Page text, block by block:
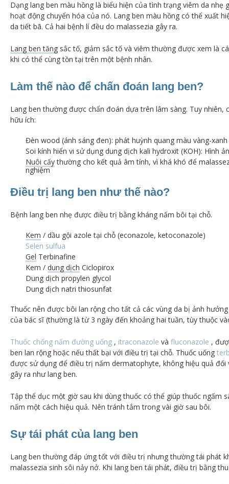
Dạng lang ben màu hồng là biểu hiện của tình trạng viêm da nhẹ
hoạt động chuyển hóa của nó. Lang ben màu hồng có thể xuất
da tiết bã. Cả hai bệnh lí đều do malassezia gây ra.
Lang ben tăng sắc tố, giảm sắc tố và viêm thường được xem là
khi có thể cùng tồn tại trên một bệnh nhân.
Làm thế nào để chấn đoán lang ben?
Lang ben thường được chẩn đoán dựa trên lâm sàng. Tuy nhiên,
hữu ích:
Đèn wood (ánh sáng đen): phát huỳnh quang màu vàng-
Soi kính hiển vi sử dụng dung dịch kali hydroxit (KOH): Hình
Nuôi cấythường cho kết quả âm tính, vì khá khó để
nghiệm
Điều trị lang ben như thế nào?
Bệnh lang ben nhẹ được điều trị bằng kháng nấm bôi tại chỗ.
Kem / dầu gội azole tại chỗ (econazole, ketoconazole)
Selen sulfua
Gel Terbinafine
Kem / dung dịch Ciclopirox
Dung dịch propylen glycol
Dung dịch natri thiosunfat
Thuốc nên được bôi lan rộng cho tất cả các vùng da bị ảnh
của bác sĩ (thường là từ 3 ngày đến khoảng hai tuần, tùy thuộc
Thuốc chống nấm đường uống , itraconazole và fluconazole ,
ben lan rộng hoặc nếu thất bại với điều trị tại chỗ. Thuốc uống
được sử dụng để điều trị nấm dermatophyte, không hiệu quả đối
gây ra như lang ben.
Tập thể dục một giờ sau khi dùng thuốc có thể giúp thuốc ngấm
nấm một cách hiệu quả. Nên tránh tắm trong vài giờ sau bôi.
Sự tái phát của lang ben
Lang ben thường đáp ứng tốt với điều trị nhưng thường tái phát
malassezia sinh sôi nảy nở. Khi lang ben tái phát, điều trị bằng